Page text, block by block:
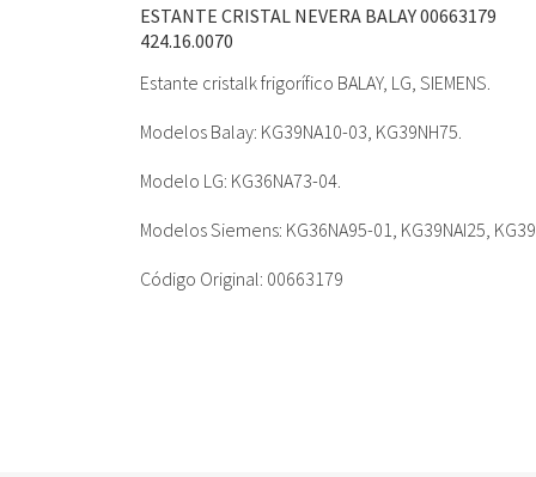
ESTANTE CRISTAL NEVERA BALAY 00663179
424.16.0070
Estante cristalk frigorífico BALAY, LG, SIEMENS.
Modelos Balay: KG39NA10-03, KG39NH75.
Modelo LG: KG36NA73-04.
Modelos Siemens: KG36NA95-01, KG39NAI25,
Código Original: 00663179